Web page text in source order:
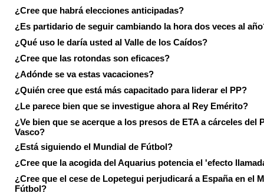
¿Cree que habrá elecciones anticipadas?
¿Es partidario de seguir cambiando la hora dos veces al
¿Qué uso le daría usted al Valle de los Caídos?
¿Cree que las rotondas son eficaces?
¿Adónde se va estas vacaciones?
¿Quién cree que está más capacitado para liderar el PP?
¿Le parece bien que se investigue ahora al Rey Emérito?
¿Ve bien que se acerque a los presos de ETA a cárceles del
Vasco?
¿Está siguiendo el Mundial de Fútbol?
¿Cree que la acogida del Aquarius potencia el 'efecto
¿Cree que el cese de Lopetegui perjudicará a España en el
Fútbol?